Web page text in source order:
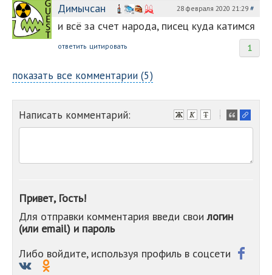
Димычсан 28 февраля 2020 21:29 #
и всё за счет народа, писец куда катимся
1
ответить цитировать
показать все комментарии (5)
Написать комментарий:
-
-
-
-
Привет, Гость!
Для отправки комментария введи своилогин
(или email) и пароль
Либо войдите, используя профиль в соцсети